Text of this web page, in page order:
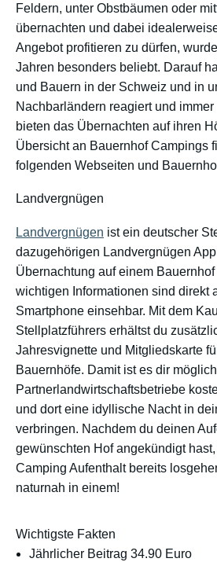
Feldern, unter Obstbäumen oder
übernachten und dabei
Angebot profitieren zu dürfen,
Jahren besonders beliebt. Darauf
und Bauern in der Schweiz und in
Nachbarländern reagiert und
bieten das Übernachten auf ihren
Übersicht an Bauernhof Campings
folgenden Webseiten und
Landvergnügen
Landvergnügen ist ein deutscher
dazugehörigen Landvergnügen
Übernachtung auf einem
wichtigen Informationen sind direkt
Smartphone einsehbar. Mit dem
Stellplatzführers erhältst du
Jahresvignette und Mitgliedskarte
Bauernhöfe. Damit ist es dir
Partnerlandwirtschaftsbetriebe
und dort eine idyllische Nacht in
verbringen. Nachdem du deinen
gewünschten Hof angekündigt
Camping Aufenthalt bereits
naturnah in einem!
Wichtigste Fakten
Jährlicher Beitrag 34.90 Euro